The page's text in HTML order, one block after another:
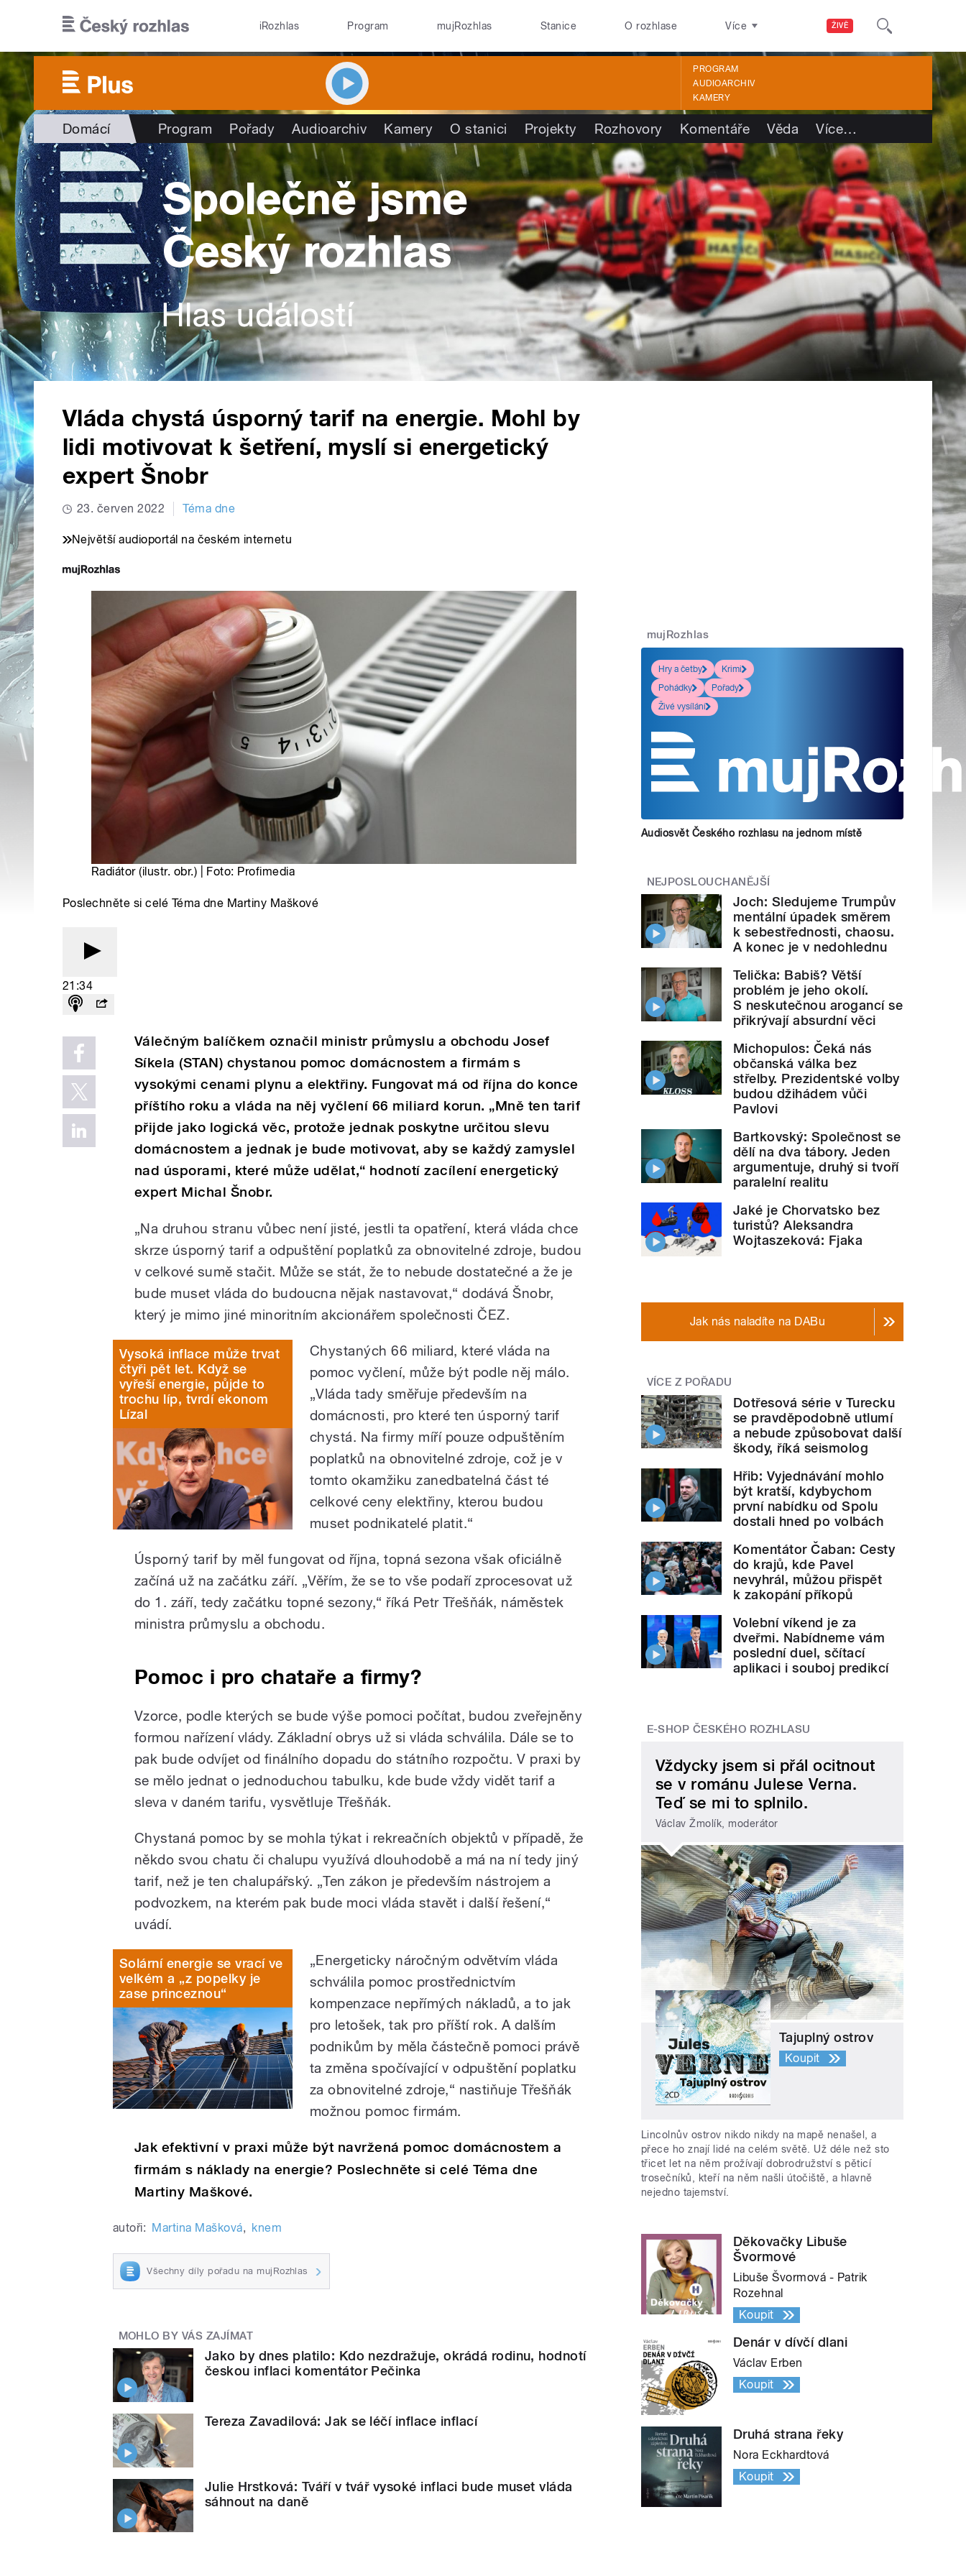
ŽIVĚ
iRozhlas Program mujRozhlas Stanice O rozhlase Více
PROGRAM
AUDIOARCHIV
KAMERY
Domácí Program Pořady Audioarchiv Kamery O stanici Projekty Rozhovory Komentáře Věda Více…
Vláda chystá úsporný tarif na energie. Mohl by
lidi motivovat k šetření, myslí si energetický
expert Šnobr
23. červen 2022 Téma dne
Největší audioportál na českém internetu
Radiátor (ilustr. obr.) | Foto: Profimedia
Poslechněte si celé Téma dne Martiny Maškové
21:34
Válečným balíčkem označil ministr průmyslu a obchodu Josef
Síkela (STAN) chystanou pomoc domácnostem a firmám s
vysokými cenami plynu a elektřiny. Fungovat má od října do konce
příštího roku a vláda na něj vyčlení 66 miliard korun. „Mně ten tarif
přijde jako logická věc, protože jednak poskytne určitou slevu
domácnostem a jednak je bude motivovat, aby se každý zamyslel
nad úsporami, které může udělat,“ hodnotí zacílení energetický
expert Michal Šnobr.
„Na druhou stranu vůbec není jisté, jestli ta opatření, která vláda chce
skrze úsporný tarif a odpuštění poplatků za obnovitelné zdroje, budou
v celkové sumě stačit. Může se stát, že to nebude dostatečné a že je
bude muset vláda do budoucna nějak nastavovat,“ dodává Šnobr,
který je mimo jiné minoritním akcionářem společnosti ČEZ.
Vysoká inflace může trvat
čtyři pět let. Když se
vyřeší energie, půjde to
trochu líp, tvrdí ekonom
Lízal
Chystaných 66 miliard, které vláda na
pomoc vyčlení, může být podle něj málo.
„Vláda tady směřuje především na
domácnosti, pro které ten úsporný tarif
chystá. Na firmy míří pouze odpuštěním
poplatků na obnovitelné zdroje, což je v
tomto okamžiku zanedbatelná část té
celkové ceny elektřiny, kterou budou
muset podnikatelé platit.“
Úsporný tarif by měl fungovat od října, topná sezona však oficiálně
začíná už na začátku září. „Věřím, že se to vše podaří zprocesovat už
do 1. září, tedy začátku topné sezony,“ říká Petr Třešňák, náměstek
ministra průmyslu a obchodu.
Pomoc i pro chataře a firmy?
Vzorce, podle kterých se bude výše pomoci počítat, budou zveřejněny
formou nařízení vlády. Základní obrys už si vláda schválila. Dále se to
pak bude odvíjet od finálního dopadu do státního rozpočtu. V praxi by
se mělo jednat o jednoduchou tabulku, kde bude vždy vidět tarif a
sleva v daném tarifu, vysvětluje Třešňák.
Chystaná pomoc by se mohla týkat i rekreačních objektů v případě, že
někdo svou chatu či chalupu využívá dlouhodobě a má na ní tedy jiný
tarif, než je ten chalupářský. „Ten zákon je především nástrojem a
podvozkem, na kterém pak bude moci vláda stavět i další řešení,“
uvádí.
Solární energie se vrací ve
velkém a „z popelky je
zase princeznou“
„Energeticky náročným odvětvím vláda
schválila pomoc prostřednictvím
kompenzace nepřímých nákladů, a to jak
pro letošek, tak pro příští rok. A dalším
podnikům by měla částečně pomoci právě
ta změna spočívající v odpuštění poplatku
za obnovitelné zdroje,“ nastiňuje Třešňák
možnou pomoc firmám.
Jak efektivní v praxi může být navržená pomoc domácnostem a
firmám s náklady na energie? Poslechněte si celé Téma dne
Martiny Maškové.
autoři: Martina Mašková, knem
Všechny díly pořadu na mujRozhlas
MOHLO BY VÁS ZAJÍMAT
Jako by dnes platilo: Kdo nezdražuje, okrádá rodinu, hodnotí
českou inflaci komentátor Pečinka
Tereza Zavadilová: Jak se léčí inflace inflací
Julie Hrstková: Tváří v tvář vysoké inflaci bude muset vláda
sáhnout na daně
mujRozhlas
Hry a četby
Krimi
Pohádky
Pořady
Živé vysílání
Audiosvět Českého rozhlasu na jednom místě
NEJPOSLOUCHANĚJŠÍ
Joch: Sledujeme Trumpův
mentální úpadek směrem
k sebestřednosti, chaosu.
A konec je v nedohlednu
Telička: Babiš? Větší
problém je jeho okolí.
S neskutečnou arogancí se
přikrývají absurdní věci
Michopulos: Čeká nás
občanská válka bez
střelby. Prezidentské volby
budou džihádem vůči
Pavlovi
Bartkovský: Společnost se
dělí na dva tábory. Jeden
argumentuje, druhý si tvoří
paralelní realitu
Jaké je Chorvatsko bez
turistů? Aleksandra
Wojtaszeková: Fjaka
Jak nás naladíte na DABu
VÍCE Z POŘADU
Dotřesová série v Turecku
se pravděpodobně utlumí
a nebude způsobovat další
škody, říká seismolog
Hřib: Vyjednávání mohlo
být kratší, kdybychom
první nabídku od Spolu
dostali hned po volbách
Komentátor Čaban: Cesty
do krajů, kde Pavel
nevyhrál, můžou přispět
k zakopání příkopů
Volební víkend je za
dveřmi. Nabídneme vám
poslední duel, sčítací
aplikaci i souboj predikcí
E-SHOP ČESKÉHO ROZHLASU
Vždycky jsem si přál ocitnout
se v románu Julese Verna.
Teď se mi to splnilo.
Václav Žmolík, moderátor
Tajuplný ostrov
Koupit
Lincolnův ostrov nikdo nikdy na mapě nenašel, a
přece ho znají lidé na celém světě. Už déle než sto
třicet let na něm prožívají dobrodružství s pěticí
trosečníků, kteří na něm našli útočiště, a hlavně
nejedno tajemství.
Děkovačky Libuše
Švormové
Libuše Švormová - Patrik
Rozehnal
Koupit
Denár v dívčí dlani
Václav Erben
Koupit
Druhá strana řeky
Nora Eckhardtová
Koupit